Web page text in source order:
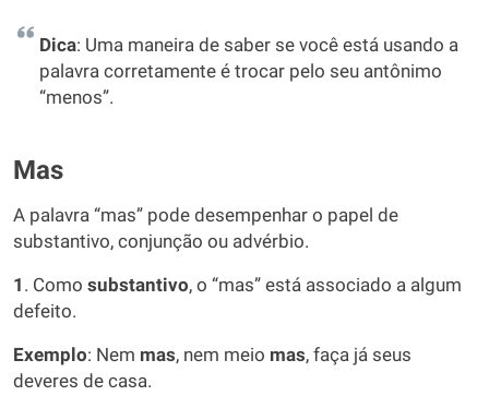
Dica: Uma maneira de saber se você está usando a
palavra corretamente é trocar pelo seu antônimo
“menos”.
Mas
A palavra “mas” pode desempenhar o papel de
substantivo, conjunção ou advérbio.
1 . Como substantivo, o “mas” está associado a algum
defeito.
Exemplo: Nem mas, nem meio mas, faça já seus
deveres de casa.